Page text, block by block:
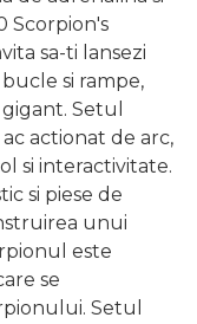
Scorpion's
sa-ti lansezi
si rampe,
Setul
actionat de arc,
si interactivitate.
si piese de
unui
este
se
Setul